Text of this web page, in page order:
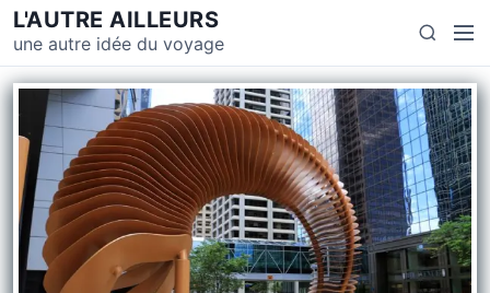
L'AUTRE AILLEURS
une autre idée du voyage